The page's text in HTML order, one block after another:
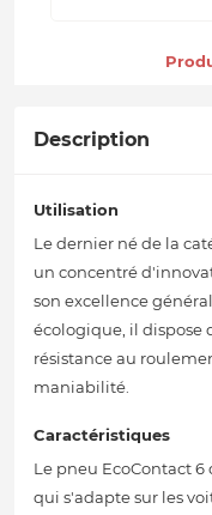
Description
Utilisation
Le dernier né de la
un concentré
son excellence
écologique, il dispose
résistance au
maniabilité.
Caractéristiques
Le pneu EcoContact
qui s'adapte sur les